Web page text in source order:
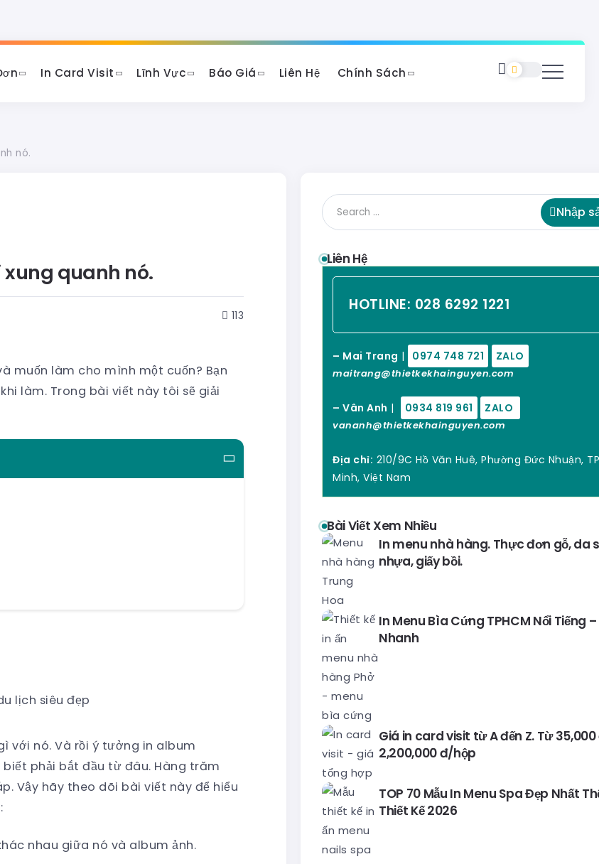
In Card Visit Lĩnh Vực Báo Giá Liên Hệ Chính Sách
nó.
xung quanh nó.
113
muốn làm cho mình một cuốn? Bạn
làm. Trong bài viết này tôi sẽ giải
lịch siêu đẹp
với nó. Và rồi ý tưởng in album
phải bắt đầu từ đâu. Hàng trăm
Vậy hãy theo dõi bài viết này để hiểu
nhau giữa nó và album ảnh.
Nhập
Liên Hệ
HOTLINE: 028 6292 1221
– Mai Trang | 0974 748 721 ZALO
maitrang@thietkekhainguyen.com
– Vân Anh | 0934 819 961 ZALO
vananh@thietkekhainguyen.com
Địa chỉ: 210/9C Hồ Văn Huê, Phường Đức Nhuận,
Minh, Việt Nam
Bài Viết Xem Nhiều
In menu nhà hàng. Thực đơn gỗ, da
nhựa, giấy bồi.
In Menu Bìa Cứng TPHCM Nổi Tiếng
Nhanh
Giá in card visit từ A đến Z. Từ
2,200,000 đ/hộp
TOP 70 Mẫu In Menu Spa Đẹp Nhất
Thiết Kế 2026